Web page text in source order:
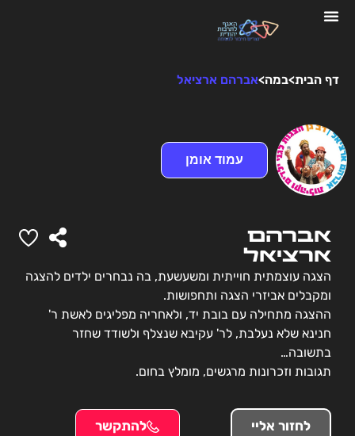
דף הבית>במה>אברהם ארציאל
עמוד אומן
אברהם
ארציאל
הצגה עוצמתית חוייתית ומשעשעת, בה נבחרים ילדים להצגה
ומקבלים אביזרי הצגה ותחפושות.
ההצגה מתחילה עם בובת יד, ולאחריה מפליגים לאשת ר'
חנינא שלא נעלבת, לר' עקיבא שנצלף ולשודד שחזר
בתשובה…
תגובות וזכרונות מרגשים, מומלץ בחום.
לחזור אליי להתקשר